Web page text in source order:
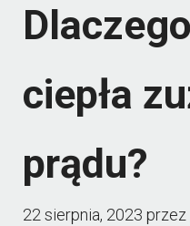
ciepła
prądu?
22 sierpnia, 2023 przez